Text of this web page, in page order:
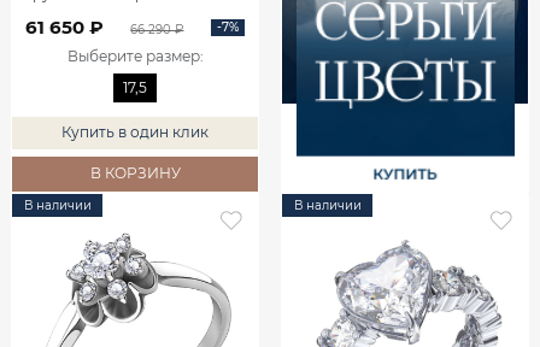
61 650 ₽ 66 290 ₽ -7%
Выберите размер:
17,5
Купить в один клик
В КОРЗИНУ
В наличии В наличии